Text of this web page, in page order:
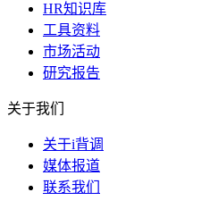
HR知识库
工具资料
市场活动
研究报告
关于我们
关于i背调
媒体报道
联系我们